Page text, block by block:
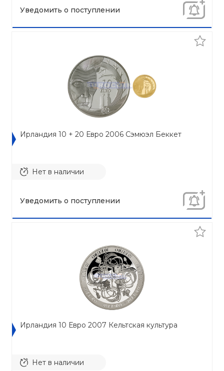
Уведомить о поступлении
Ирландия 10 + 20 Евро 2006 Сэмюэл Беккет
Нет в наличии
Уведомить о поступлении
Ирландия 10 Евро 2007 Кельтская культура
Нет в наличии